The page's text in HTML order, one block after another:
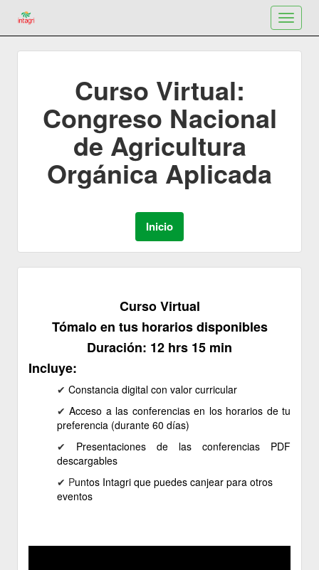
Toggle
Curso Virtual:
Congreso Nacional
de Agricultura
Orgánica Aplicada
Curso Virtual
Tómalo en tus horarios disponibles
Duración: 12 hrs 15 min
Incluye:
✔ ​ Constancia digital con valor curricular
✔Acceso a las conferencias en los horarios de tu
preferencia (durante 60 días)
✔ Presentaciones de las conferencias PDF
descargables
✔ Puntos Intagri que puedes canjear para otros
eventos